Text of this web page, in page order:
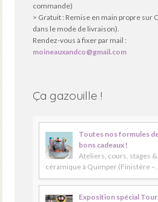
commande)
> Gratuit : Remise en main propre sur
dans le mode de livraison).
Rendez-vous à fixer par mail :
moineauxandco@gmail.com
Ça gazouille !
Toutes nos formules
bons cadeaux !
Ateliers, cours, stages
céramique à Quimper (Finistère –…
Exposition spécial Tour